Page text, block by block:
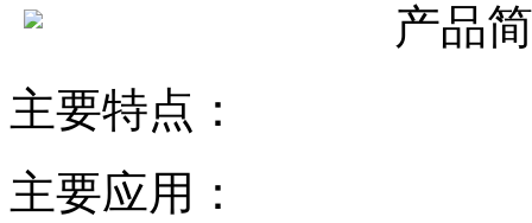
产品
主要特点：
主要应用：